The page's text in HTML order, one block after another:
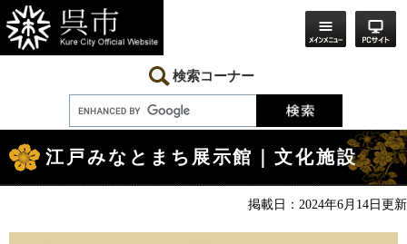
ー
ジ
の
ニ
ュ
ー
本
へ
検索コーナー
文
江戸みなとまち展示館｜文化施設
掲載日：2024年6月14日更新